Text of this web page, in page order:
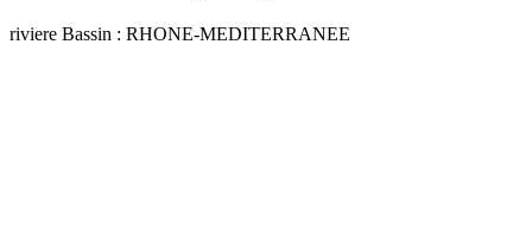
riviere Bassin : RHONE-MEDITERRANEE